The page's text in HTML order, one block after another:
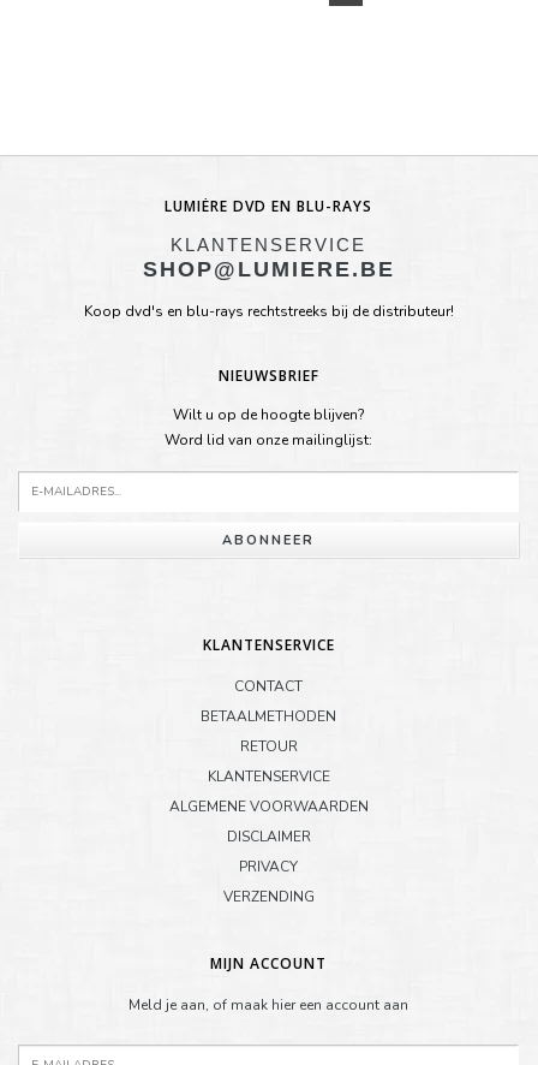
LUMIÈRE DVD EN BLU-RAYS
KLANTENSERVICE
SHOP@LUMIERE.BE
Koop dvd's en blu-rays rechtstreeks bij de distributeur!
NIEUWSBRIEF
Wilt u op de hoogte blijven?
Word lid van onze mailinglijst:
ABONNEER
KLANTENSERVICE
CONTACT
BETAALMETHODEN
RETOUR
KLANTENSERVICE
ALGEMENE VOORWAARDEN
DISCLAIMER
PRIVACY
VERZENDING
MIJN ACCOUNT
Meld je aan, of maak hier een account aan